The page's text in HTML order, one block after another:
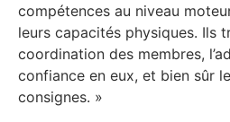
compétences au niveau
leurs capacités physiques. Ils
coordination des membres,
confiance en eux, et bien sûr
consignes. »